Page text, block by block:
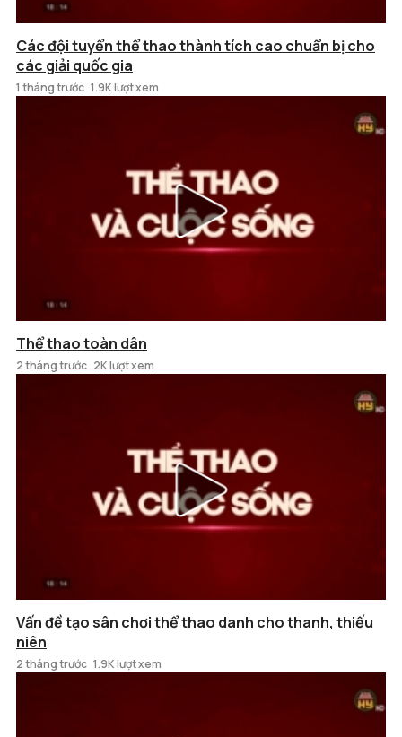
Các đội tuyển thể thao thành tích cao chuẩn bị cho
các giải quốc gia
1 tháng trước 1.9K lượt xem
Thể thao toàn dân
2 tháng trước 2K lượt xem
Vấn đề tạo sân chơi thể thao danh cho thanh, thiếu
niên
2 tháng trước 1.9K lượt xem